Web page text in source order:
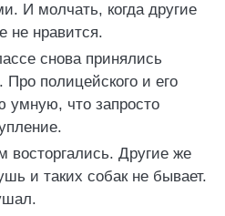
И молчать, когда другие
не нравится.
снова принялись
полицейского и его
умную, что запросто
восторгались. Другие же
и таких собак не бывает.